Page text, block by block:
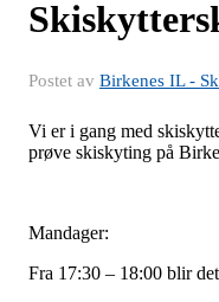
Postet av Birkenes IL -
Vi er i gang med
prøve skiskyting på
Mandager:
Fra 17:30 – 18:00 blir